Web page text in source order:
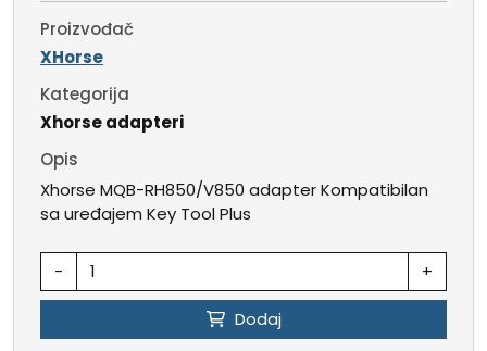
Proizvođač
XHorse
Kategorija
Xhorse adapteri
Opis
Xhorse MQB-RH850/V850 adapter Kompatibilan
sa uređajem Key Tool Plus
- +
Dodaj